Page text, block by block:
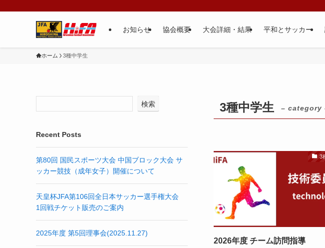
お知らせ 協会概要 大会詳細・結果 平和とサッカー
ホーム 3種中学生
3種中学生 – category
3
2026年度 チーム訪問指導
検索
Recent Posts
第80回 国民スポーツ大会 中国ブロック大会 サ
ッカー競技（成年女子）開催について
天皇杯JFA第106回全日本サッカー選手権大会
1回戦チケット販売のご案内
2025年度 第5回理事会(2025.11.27)